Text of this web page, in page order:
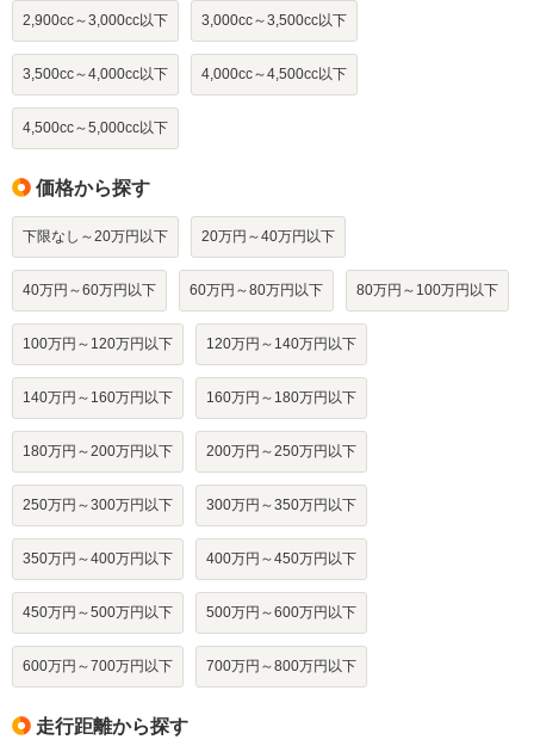
2,900cc～3,000cc以下 3,000cc～3,500cc以下
3,500cc～4,000cc以下 4,000cc～4,500cc以下
4,500cc～5,000cc以下
価格から探す
下限なし～20万円以下 20万円～40万円以下
40万円～60万円以下 60万円～80万円以下 80万円～100万円以下
100万円～120万円以下 120万円～140万円以下
140万円～160万円以下 160万円～180万円以下
180万円～200万円以下 200万円～250万円以下
250万円～300万円以下 300万円～350万円以下
350万円～400万円以下 400万円～450万円以下
450万円～500万円以下 500万円～600万円以下
600万円～700万円以下 700万円～800万円以下
走行距離から探す